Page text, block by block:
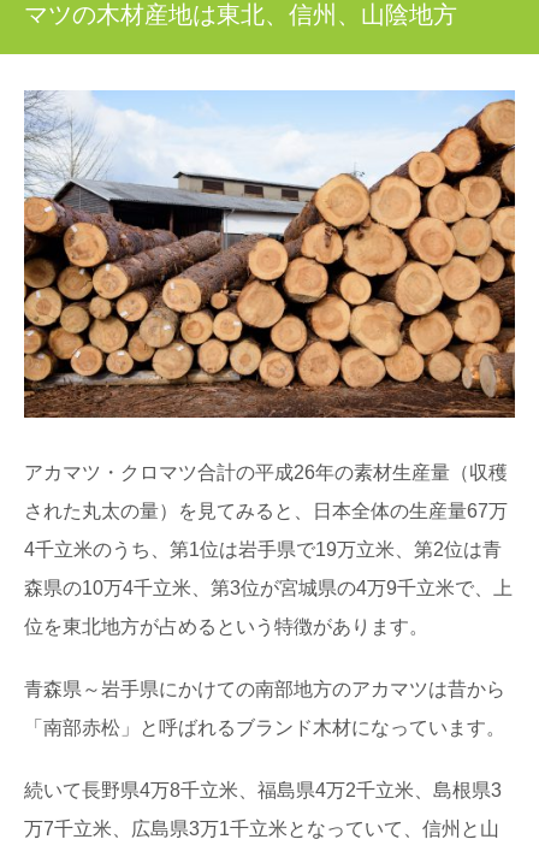
マツの木材産地は東北、信州、山陰地方
アカマツ・クロマツ合計の平成26年の素材生産量（収穫
された丸太の量）を見てみると、日本全体の生産量67万
4千立米のうち、第1位は岩手県で19万立米、第2位は青
森県の10万4千立米、第3位が宮城県の4万9千立米で、上
位を東北地方が占めるという特徴があります。
青森県～岩手県にかけての南部地方のアカマツは昔から
「南部赤松」と呼ばれるブランド木材になっています。
続いて長野県4万8千立米、福島県4万2千立米、島根県3
万7千立米、広島県3万1千立米となっていて、信州と山